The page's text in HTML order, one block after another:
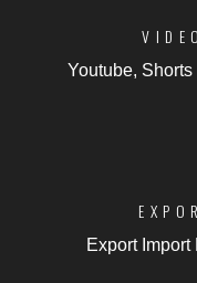
Youtube,
Export